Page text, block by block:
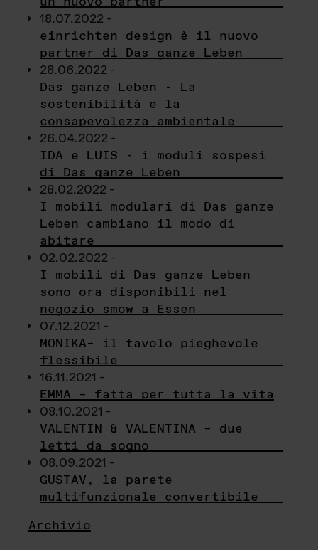
18.07.2022 -
einrichten design è il nuovo
partner di Das ganze Leben
28.06.2022 -
Das ganze Leben - La
sostenibilità e la
consapevolezza ambientale
26.04.2022 -
IDA e LUIS - i moduli sospesi
di Das ganze Leben
28.02.2022 -
I mobili modulari di Das ganze
Leben cambiano il modo di
abitare
02.02.2022 -
I mobili di Das ganze Leben
sono ora disponibili nel
negozio smow a Essen
07.12.2021 -
MONIKA– il tavolo pieghevole
flessibile
16.11.2021 -
EMMA – fatta per tutta la vita
08.10.2021 -
VALENTIN & VALENTINA – due
letti da sogno
08.09.2021 -
GUSTAV, la parete
multifunzionale convertibile
Archivio